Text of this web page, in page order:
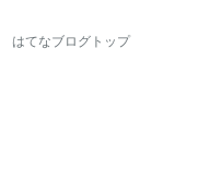
はてなブログトップ